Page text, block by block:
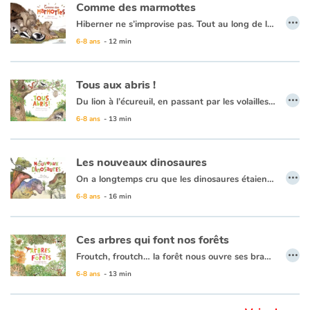
Blog
Par thématique
Rencontres et témoignages
Contes d'ici et d'ailleurs
Apprendre à lire
Livre audio
Comme des marmottes
Hiberner ne s’improvise pas. Tout au long de la belle saison, les animaux s’y préparent en mangeant beaucoup pour faire des réserves et en aménageant leur refuge.
Leur coeur bat au ralenti, ils ne respirent presque plus,
ils deviennent tout froids.
6-8 ans - 12 min
…
Tous aux abris !
Du lion à l’écureuil, en passant par les volailles, oiseaux, poissons, rampants... Tous aux abris ! À chacun son habitat ! Sous terre et au ras du sol, entre les racines des arbres, dans leur tronc et sur la pointe de leur cime, au fond des océans et jusqu’au sommet des montagnes... À tous les étages de la nature, les animaux se nourrissent, dorment, se reproduisent et veillent sur leurs petits. Mais attention ! Les prédateurs rôdent !
6-8 ans - 13 min
…
Les nouveaux dinosaures
On a longtemps cru que les dinosaures étaient des monstres lourdauds, malhabiles et qu’ils étaient couverts d’écailles… Or nous savons maintenant qu’ils étaient de toutes tailles et qu’ils étaient très éveillés, très actifs ! Et surtout, ils avaient des plumes ! Et comme une des fonctions du plumage est de protéger du froid, on suppose que les dinosaures avaient le sang chaud comme les mammifères et les oiseaux…
6-8 ans - 16 min
…
Ces arbres qui font nos forêts
Froutch, froutch… la forêt nous ouvre ses branches ! Comme au cours d'une promenade, cet album invite à prendre son temps, à observer tout ce qui se passe autour de nous. Dans la forêt, qu'elle soit tropicale, humide ou encore tempérée, la vie fourmille : il y a tant à découvrir !
6-8 ans - 13 min
…